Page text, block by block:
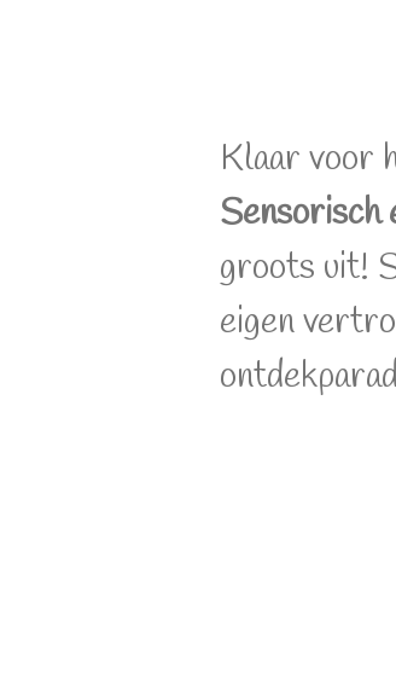
Klaar voor
groots uit!
eigen